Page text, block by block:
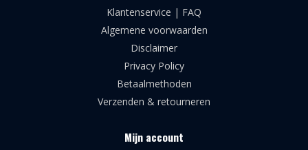
Klantenservice | FAQ
Algemene voorwaarden
Disclaimer
Privacy Policy
Betaalmethoden
Verzenden & retourneren
Mijn account